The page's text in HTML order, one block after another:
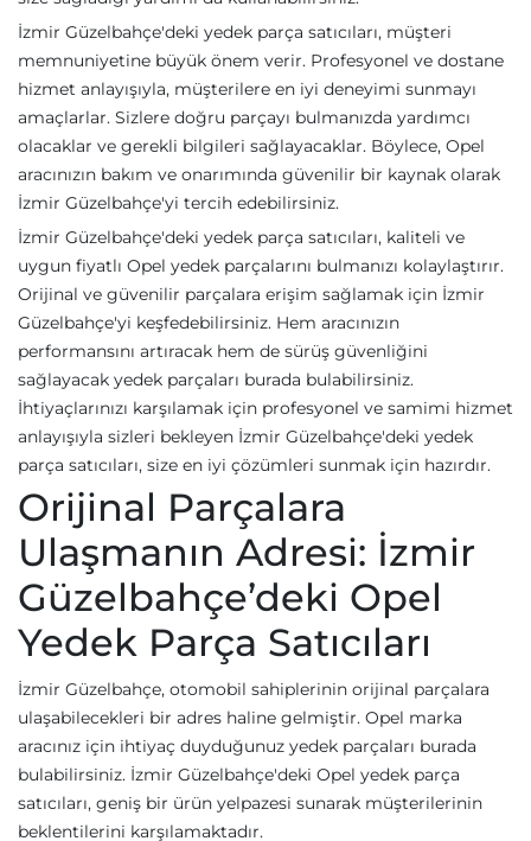
İzmir Güzelbahçe'deki yedek parça satıcıları, müşteri
memnuniyetine büyük önem verir. Profesyonel ve dostane
hizmet anlayışıyla, müşterilere en iyi deneyimi sunmayı
amaçlarlar. Sizlere doğru parçayı bulmanızda yardımcı
olacaklar ve gerekli bilgileri sağlayacaklar. Böylece, Opel
aracınızın bakım ve onarımında güvenilir bir kaynak olarak
İzmir Güzelbahçe'yi tercih edebilirsiniz.
İzmir Güzelbahçe'deki yedek parça satıcıları, kaliteli ve
uygun fiyatlı Opel yedek parçalarını bulmanızı kolaylaştırır.
Orijinal ve güvenilir parçalara erişim sağlamak için İzmir
Güzelbahçe'yi keşfedebilirsiniz. Hem aracınızın
performansını artıracak hem de sürüş güvenliğini
sağlayacak yedek parçaları burada bulabilirsiniz.
İhtiyaçlarınızı karşılamak için profesyonel ve samimi hizmet
anlayışıyla sizleri bekleyen İzmir Güzelbahçe'deki yedek
parça satıcıları, size en iyi çözümleri sunmak için hazırdır.
Orijinal Parçalara
Ulaşmanın Adresi: İzmir
Güzelbahçe’deki Opel
Yedek Parça Satıcıları
İzmir Güzelbahçe, otomobil sahiplerinin orijinal parçalara
ulaşabilecekleri bir adres haline gelmiştir. Opel marka
aracınız için ihtiyaç duyduğunuz yedek parçaları burada
bulabilirsiniz. İzmir Güzelbahçe'deki Opel yedek parça
satıcıları, geniş bir ürün yelpazesi sunarak müşterilerinin
beklentilerini karşılamaktadır.